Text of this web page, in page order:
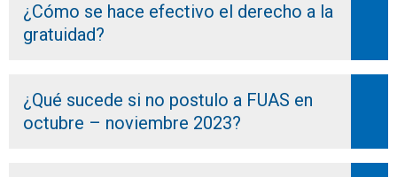
¿Cómo se hace efectivo el derecho a la
gratuidad?
¿Qué sucede si no postulo a FUAS en
octubre – noviembre 2023?